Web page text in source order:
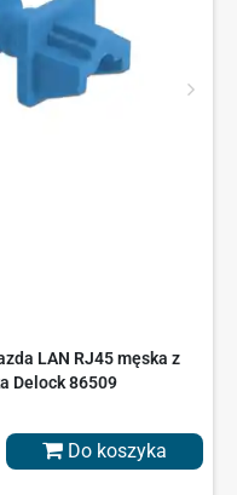
LAN RJ45 męska z
Delock 86509
Do koszyka